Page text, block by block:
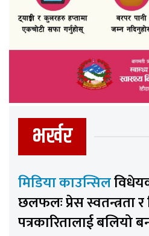
भर्खर
मिडिया काउन्सिल
छलफलः प्रेस स्वतन्त्रता र
पत्रकारितालाई बलियो